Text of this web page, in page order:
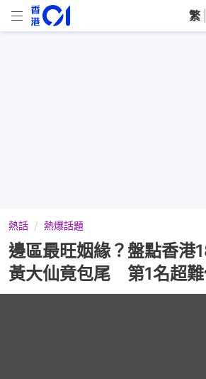
繁
熱話 熱爆話題
邊區最旺姻緣？盤點香
黃大仙竟包尾 第1名超